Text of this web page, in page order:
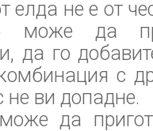
елда не е от
може да
да го
с
не ви допадне.
да